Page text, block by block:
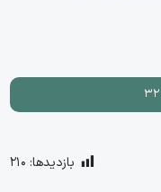
بازدیدها: 210